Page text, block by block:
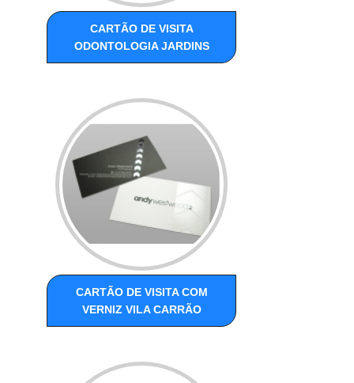
CARTÃO DE VISITA
ODONTOLOGIA JARDINS
CARTÃO DE VISITA COM
VERNIZ VILA CARRÃO